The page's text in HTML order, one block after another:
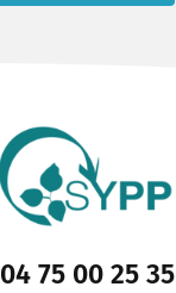
04 75 00 25 35